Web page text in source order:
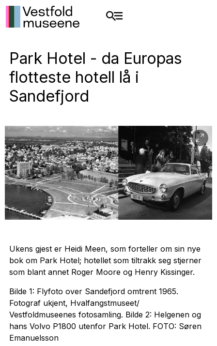
Park Hotel - da Europas
flotteste hotell lå i
Sandefjord
Ukens gjest er Heidi Meen, som forteller om sin nye
bok om Park Hotel; hotellet som tiltrakk seg stjerner
som blant annet Roger Moore og Henry Kissinger.
Bilde 1: Flyfoto over Sandefjord omtrent 1965.
Fotograf ukjent, Hvalfangstmuseet/
Vestfoldmuseenes fotosamling. Bilde 2: Helgenen og
hans Volvo P1800 utenfor Park Hotel. FOTO: Søren
Emanuelsson